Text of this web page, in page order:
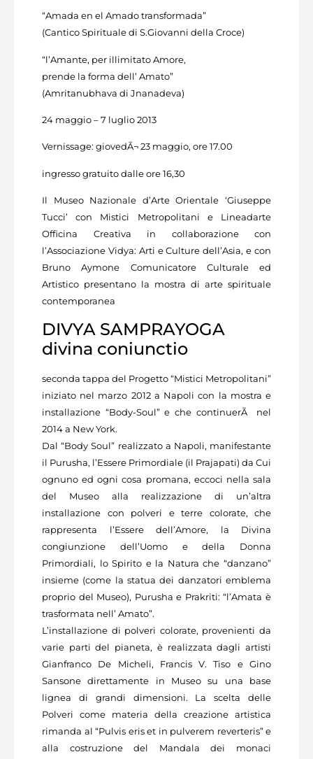
“Amada en el Amado transformada”
(Cantico Spirituale di S.Giovanni della Croce)
“l’Amante, per illimitato Amore,
prende la forma dell’ Amato”
(Amritanubhava di Jnanadeva)
24 maggio – 7 luglio 2013
Vernissage: giovedÃ¬ 23 maggio, ore 17.00
ingresso gratuito dalle ore 16,30
Il Museo Nazionale d’Arte Orientale ‘Giuseppe
Tucci’ con Mistici Metropolitani e Lineadarte
Officina Creativa in collaborazione con
l’Associazione Vidya: Arti e Culture dell’Asia, e con
Bruno Aymone Comunicatore Culturale ed
Artistico presentano la mostra di arte spirituale
contemporanea
DIVYA SAMPRAYOGA
divina coniunctio
seconda tappa del Progetto “Mistici Metropolitani”
iniziato nel marzo 2012 a Napoli con la mostra e
installazione “Body-Soul” e che continuerÃ nel
2014 a New York.
Dal “Body Soul” realizzato a Napoli, manifestante
il Purusha, l’Essere Primordiale (il Prajapati) da Cui
ognuno ed ogni cosa promana, eccoci nella sala
del Museo alla realizzazione di un’altra
installazione con polveri e terre colorate, che
rappresenta l’Essere dell’Amore, la Divina
congiunzione dell’Uomo e della Donna
Primordiali, lo Spirito e la Natura che “danzano”
insieme (come la statua dei danzatori emblema
proprio del Museo), Purusha e Prakriti: “l’Amata è
trasformata nell’ Amato”.
L’installazione di polveri colorate, provenienti da
varie parti del pianeta, è realizzata dagli artisti
Gianfranco De Micheli, Francis V. Tiso e Gino
Sansone direttamente in Museo su una base
lignea di grandi dimensioni. La scelta delle
Polveri come materia della creazione artistica
rimanda al “Pulvis eris et in pulverem reverteris” e
alla costruzione del Mandala dei monaci